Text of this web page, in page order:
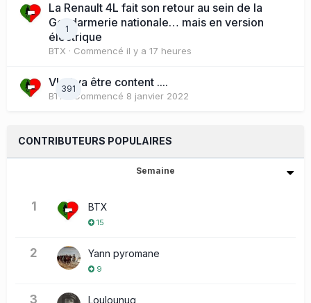
1
La Renault 4L fait son retour au sein de la
Gendarmerie nationale… mais en version
électrique
BTX · Commencé il y a 17 heures
391
Vlad va être content ....
BTX · Commencé 8 janvier 2022
CONTRIBUTEURS POPULAIRES
Semaine
1 BTX
15
2 Yann pyromane
9
3 Loulounug